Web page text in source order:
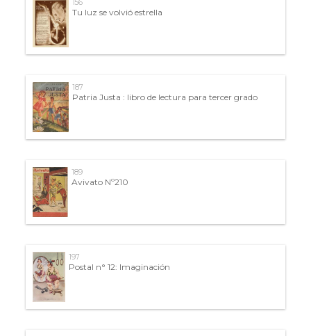
156
Tu luz se volvió estrella
187
Patria Justa : libro de lectura para tercer grado
189
Avivato Nº210
197
Postal n° 12: Imaginación